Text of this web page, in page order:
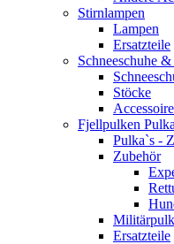
Stirnlampen
Lampen
Ersatzteile
Schneeschuhe
Stöcke
Fjellpulken
Pulka`s -
Zubehör
Ersatzteile